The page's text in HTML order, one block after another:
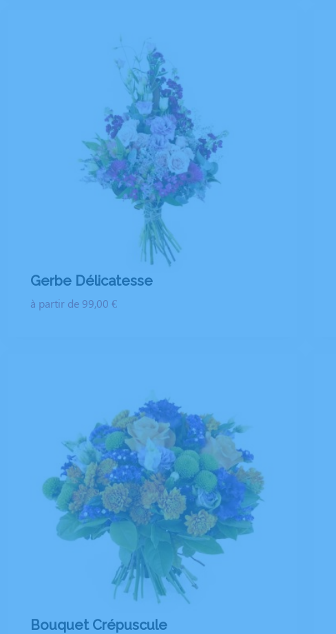
Gerbe Délicatesse
à partir de 99,00 €
Bouquet Crépuscule